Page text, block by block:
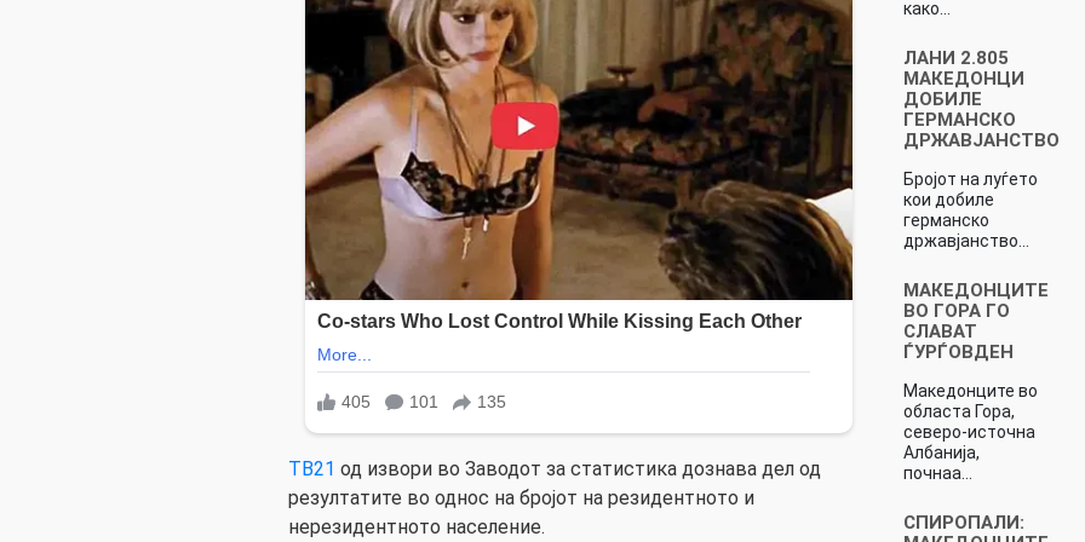
ТВ21 од извори во Заводот за статистика дознава дел од
резултатите во однос на бројот на резидентното и
нерезидентното население.
како…
ЛАНИ 2.805
МАКЕДОНЦИ
ДОБИЛЕ
ГЕРМАНСКО
ДРЖАВЈАНСТВО
Бројот на луѓето
кои добиле
германско
државјанство…
МАКЕДОНЦИТЕ
ВО ГОРА ГО
СЛАВАТ
ЃУРЃОВДЕН
Македонците во
областа Гора,
северо-источна
Албанија,
почнаа…
СПИРОПАЛИ: